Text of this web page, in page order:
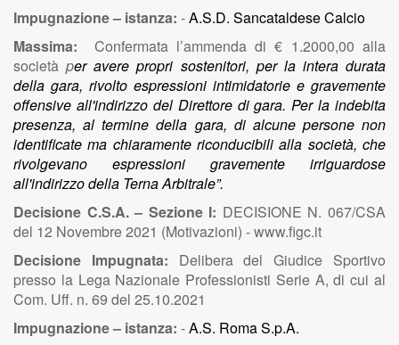
Impugnazione – istanza: -A.S.D. Sancataldese Calcio
Massima:
Confermata l’ammenda di € 1.2000,00 alla
societàper avere propri sostenitori, per la intera durata
della gara, rivolto espressioni intimidatorie e gravemente
offensive all'indirizzo del Direttore di gara. Per la indebita
presenza, al termine della gara, di alcune persone non
identificate ma chiaramente riconducibili alla società, che
rivolgevano espressioni gravemente irriguardose
all'indirizzo della Terna Arbitrale”.
Decisione C.S.A. – Sezione I: DECISIONE N. 067/CSA
del 12 Novembre 2021 (Motivazioni) - www.figc.it
Decisione Impugnata: Delibera del Giudice Sportivo
presso la Lega Nazionale Professionisti Serie A, di cui al
Com. Uff. n. 69 del 25.10.2021
Impugnazione – istanza: -A.S. Roma S.p.A.